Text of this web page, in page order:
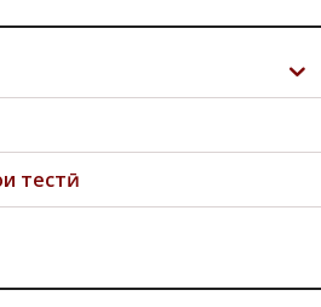
тестӣ